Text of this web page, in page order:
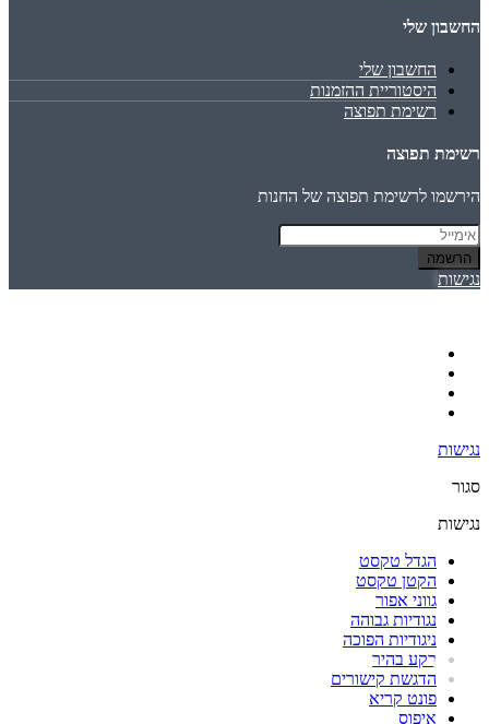
החשבון שלי
החשבון שלי
היסטוריית ההזמנות
רשימת תפוצה
רשימת תפוצה
הירשמו לרשימת תפוצה של החנות
הרשמה
נגישות
נגישות
סגור
נגישות
הגדל טקסט
הקטן טקסט
גווני אפור
נגודיות גבוהה
ניגודיות הפוכה
רקע בהיר
הדגשת קישורים
פונט קריא
איפוס